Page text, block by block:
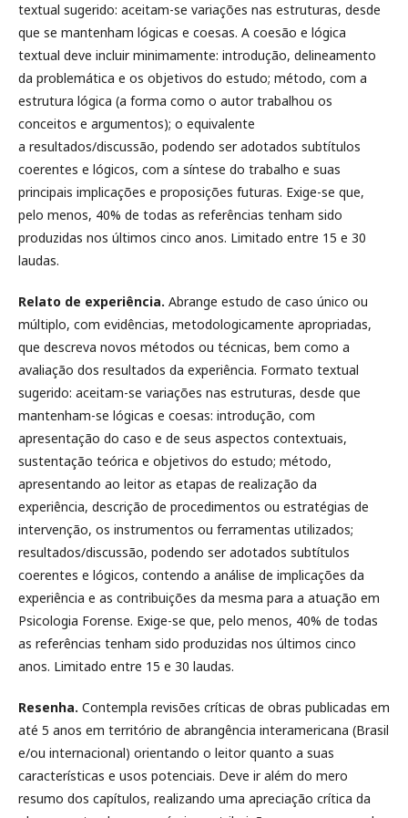
textual sugerido: aceitam-se variações nas estruturas, desde
que se mantenham lógicas e coesas. A coesão e lógica
textual deve incluir minimamente: introdução, delineamento
da problemática e os objetivos do estudo; método, com a
estrutura lógica (a forma como o autor trabalhou os
conceitos e argumentos); o equivalente
a resultados/discussão, podendo ser adotados subtítulos
coerentes e lógicos, com a síntese do trabalho e suas
principais implicações e proposições futuras. Exige-se que,
pelo menos, 40% de todas as referências tenham sido
produzidas nos últimos cinco anos. Limitado entre 15 e 30
laudas.
Relato de experiência. Abrange estudo de caso único ou
múltiplo, com evidências, metodologicamente apropriadas,
que descreva novos métodos ou técnicas, bem como a
avaliação dos resultados da experiência. Formato textual
sugerido: aceitam-se variações nas estruturas, desde que
mantenham-se lógicas e coesas: introdução, com
apresentação do caso e de seus aspectos contextuais,
sustentação teórica e objetivos do estudo; método,
apresentando ao leitor as etapas de realização da
experiência, descrição de procedimentos ou estratégias de
intervenção, os instrumentos ou ferramentas utilizados;
resultados/discussão, podendo ser adotados subtítulos
coerentes e lógicos, contendo a análise de implicações da
experiência e as contribuições da mesma para a atuação em
Psicologia Forense. Exige-se que, pelo menos, 40% de todas
as referências tenham sido produzidas nos últimos cinco
anos. Limitado entre 15 e 30 laudas.
Resenha. Contempla revisões críticas de obras publicadas em
até 5 anos em território de abrangência interamericana (Brasil
e/ou internacional) orientando o leitor quanto a suas
características e usos potenciais. Deve ir além do mero
resumo dos capítulos, realizando uma apreciação crítica da